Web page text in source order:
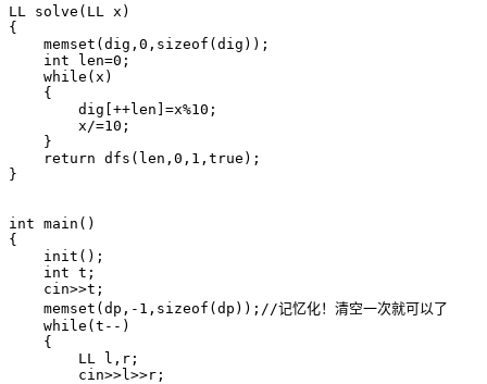
LL solve(LL x)
{
    memset(dig,0,sizeof(dig));
    int len=0;
    while(x)
    {
        dig[++len]=x%10;
        x/=10;
    }
    return dfs(len,0,1,true);
}
int main()
{
    init();
    int t;
    cin>>t;
    memset(dp,-1,sizeof(dp));//记忆化！清空一次就可以了
    while(t--)
    {
        LL l,r;
        cin>>l>>r;